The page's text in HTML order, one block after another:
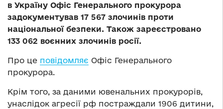
в Україну Офіс Генерального прокурора
задокументував 17 567 злочинів проти
національної безпеки. Також зареєстровано
133 062 воєнних злочинів росії.
Про це повідомляє Офіс Генерального
прокурора.
Крім того, за даними ювенальних прокурорів,
унаслідок агресії рф постраждали 1906 дитини,